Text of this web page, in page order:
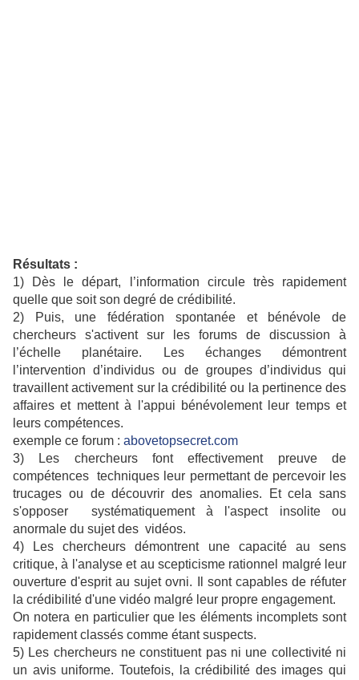
Résultats :
1) Dès le départ, l’information circule très rapidement
quelle que soit son degré de crédibilité.
2) Puis, une fédération spontanée et bénévole de
chercheurs s'activent sur les forums de discussion à
l’échelle planétaire. Les échanges démontrent
l’intervention d’individus ou de groupes d’individus qui
travaillent activement sur la crédibilité ou la pertinence des
affaires et mettent à l'appui bénévolement leur temps et
leurs compétences.
exemple ce forum : abovetopsecret.com
3) Les chercheurs font effectivement preuve de
compétences techniques leur permettant de percevoir les
trucages ou de découvrir des anomalies. Et cela sans
s'opposer systématiquement à l'aspect insolite ou
anormale du sujet des vidéos.
4) Les chercheurs démontrent une capacité au sens
critique, à l'analyse et au scepticisme rationnel malgré leur
ouverture d'esprit au sujet ovni. Il sont capables de réfuter
la crédibilité d'une vidéo malgré leur propre engagement.
On notera en particulier que les éléments incomplets sont
rapidement classés comme étant suspects.
5) Les chercheurs ne constituent pas ni une collectivité ni
un avis uniforme. Toutefois, la crédibilité des images qui